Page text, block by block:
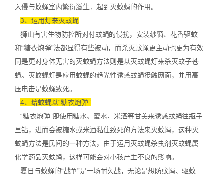
入侵与蚊蝇室内繁衍滋生，起到灭蚊蝇的作用。
3、运用灯来灭蚊蝇
狮山有害生物防控所对付蚊蝇的侵扰，安装纱窗、花香驱蚊
和“糖衣炮弹”法都显得有些被动，而杀灭蚊蝇更主动也更为有效
同是更对身体无害的灭蚊蝇方法则是以灭蚊蝇灯来杀灭蚊子苍
蝇。 灭蚊蝇灯是应用蚊蝇的趋光性诱惑蚊蝇接触网面，并用高
压电击是蚊蝇致死。
4、给蚊蝇以“糖衣炮弹”
“糖衣炮弹”即使用糖水、蜜水、米酒等甘美来诱惑蚊蝇往瓶子
里钻，进而会被糖水或米酒黏住致死的方法来灭蚊蝇，这种灭
蚊蝇方法是民间的一种方法，由于运用灭蚊蝇杀虫剂灭蚊蝇属
化学药品灭蚊蝇，这样可能会对小孩产生不良的影响。
夏日与蚊蝇的“战争”是一场耐久战，无论是想防蚊蝇、驱蚊